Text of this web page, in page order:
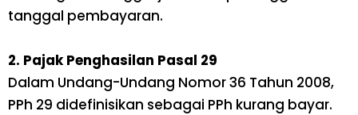
tanggal pembayaran.
2. Pajak Penghasilan Pasal 29
Dalam Undang-Undang Nomor 36 Tahun 2008,
PPh 29 didefinisikan sebagai PPh kurang bayar.